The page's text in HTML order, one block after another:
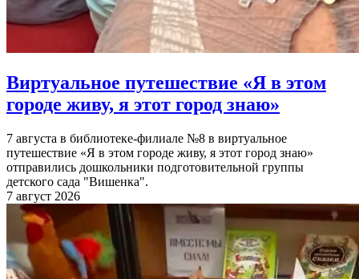
Виртуальное путешествие «Я в этом
городе живу, я этот город знаю»
7 августа в библиотеке-филиале №8 в виртуальное
путешествие «Я в этом городе живу, я этот город знаю»
отправились дошкольники подготовительной группы
детского сада "Вишенка".
7 август 2026